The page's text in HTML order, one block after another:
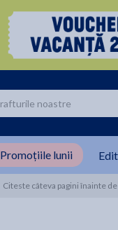
Promoțiile lunii
Citeste câteva pagini înainte